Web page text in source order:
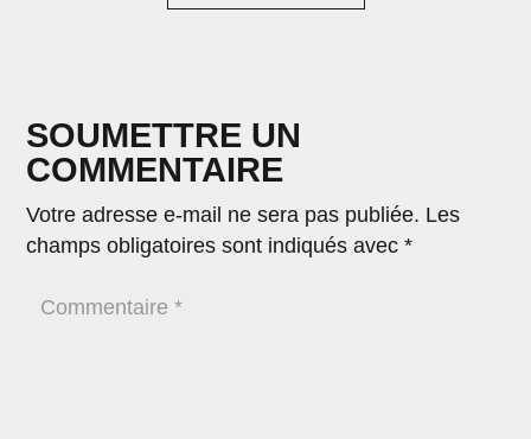
SOUMETTRE UN
COMMENTAIRE
Votre adresse e-mail ne sera pas publiée. Les
champs obligatoires sont indiqués avec*